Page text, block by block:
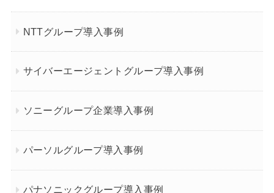
NTTグループ導入事例
サイバーエージェントグループ導入事例
ソニーグループ企業導入事例
パーソルグループ導入事例
パナソニックグループ導入事例